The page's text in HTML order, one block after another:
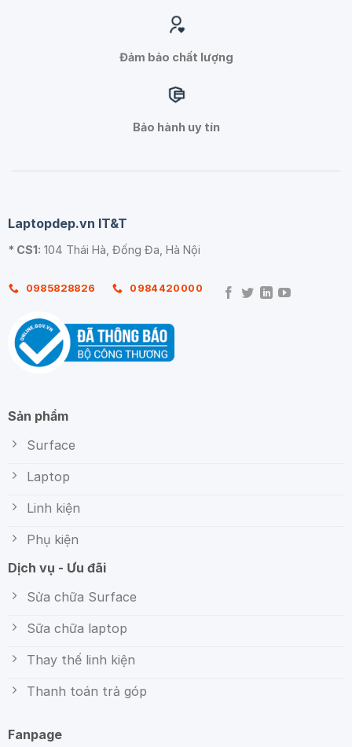
Đảm bảo chất lượng
Bảo hành uy tín
Laptopdep.vn IT&T
* CS1: 104 Thái Hà, Đống Đa, Hà Nội
0985828826 0984420000
Sản phẩm
Surface
Laptop
Linh kiện
Phụ kiện
Dịch vụ - Ưu đãi
Sửa chữa Surface
Sữa chữa laptop
Thay thế linh kiện
Thanh toán trả góp
Fanpage